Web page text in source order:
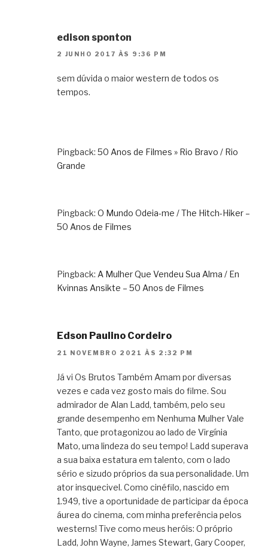
edison sponton
2 JUNHO 2017 ÀS 9:36 PM
sem dúvida o maior western de todos os
tempos.
Pingback: 50 Anos de Filmes » Rio Bravo / Rio
Grande
Pingback: O Mundo Odeia-me / The Hitch-Hiker –
50 Anos de Filmes
Pingback: A Mulher Que Vendeu Sua Alma / En
Kvinnas Ansikte – 50 Anos de Filmes
Edson Paulino Cordeiro
21 NOVEMBRO 2021 ÀS 2:32 PM
Já vi Os Brutos Também Amam por diversas
vezes e cada vez gosto mais do filme. Sou
admirador de Alan Ladd, também, pelo seu
grande desempenho em Nenhuma Mulher Vale
Tanto, que protagonizou ao lado de Virgínia
Mato, uma lindeza do seu tempo! Ladd superava
a sua baixa estatura em talento, com o lado
sério e sizudo próprios da sua personalidade. Um
ator insquecivel. Como cinéfilo, nascido em
1.949, tive a oportunidade de participar da época
áurea do cinema, com minha preferência pelos
westerns! Tive como meus heróis: O próprio
Ladd, John Wayne, James Stewart, Gary Cooper,